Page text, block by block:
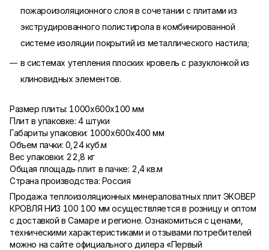
пожароизоляционного слоя в сочетании с плитами из
экструдированного полистирола в комбинированной
системе изоляции покрытий из металлического настила;
в системах утепления плоских кровель с разуклонкой из
клиновидных элементов.
Размер плиты: 1000х600х100 мм
Плит в упаковке: 4 штуки
Габариты упаковки: 1000х600х400 мм
Объем пачки: 0,24 куб.м
Вес упаковки: 22,8 кг
Общая площадь плит в пачке: 2,4 кв.м
Страна производства: Россия
Продажа теплоизоляционных минераловатных плит ЭКОВЕР
КРОВЛЯ НИЗ 100 100 мм осуществляется в розницу и оптом
с доставкой в Самаре и регионе. Ознакомиться с ценами,
техническими характеристиками и отзывами потребителей
можно на сайте официального дилера «Первый